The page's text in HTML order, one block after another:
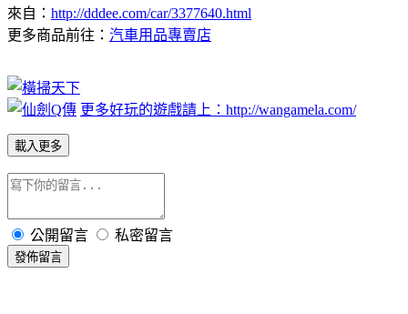
來自： http://dddee.com/car/3377640.html
更多商品前往： 汽車用品專賣店
更多好玩的遊戲請上：http://wangamela.com/
載入更多
公開留言 私密留言
發佈留言